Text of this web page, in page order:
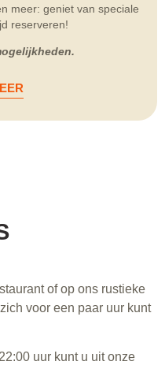
meer: geniet van speciale
reserveren!
of op ons rustieke
voor een paar uur kunt
uur kunt u uit onze